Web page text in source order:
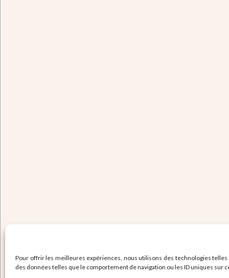
Pour offrir les meilleures expériences, nous utilisons des technologies
des données telles que le comportement de navigation ou les ID uniques